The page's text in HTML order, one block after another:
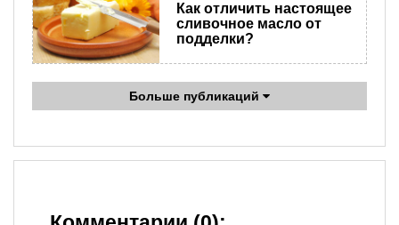
Как отличить настоящее
сливочное масло от
подделки?
Больше публикаций